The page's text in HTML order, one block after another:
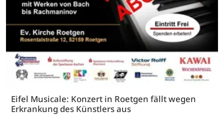
Eifel Musicale: Konzert in Roetgen fällt wegen
Erkrankung des Künstlers aus